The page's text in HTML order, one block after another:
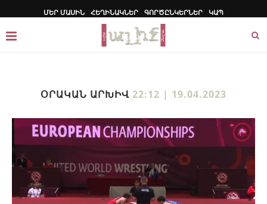
ՄԵՐ ՄԱՍԻՆ ՀԵՂԻՆԱԿՆԵՐ ԳՈՐԾԸՆԿԵՐՆԵՐ ԿԱՊ
ՕՐԱԿԱՆ ԱՐԽԻՎ 22:12 | 19.04.2023